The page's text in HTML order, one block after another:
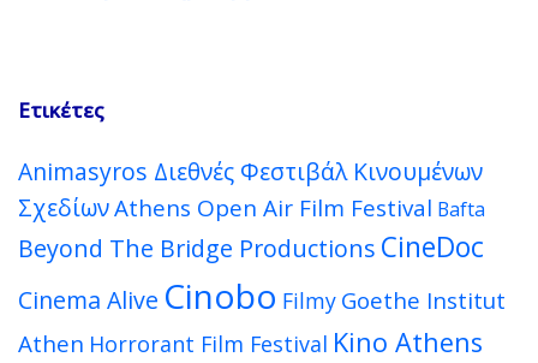
Ετικέτες
Animasyros Διεθνές Φεστιβάλ Κινουμένων
ΣχεδίωνAthens Open Air Film Festival Bafta
Beyond The Bridge Productions CineDoc
Cinema Alive Cinobo Filmy Goethe Institut
Athen Horrorant Film Festival Kino Athens